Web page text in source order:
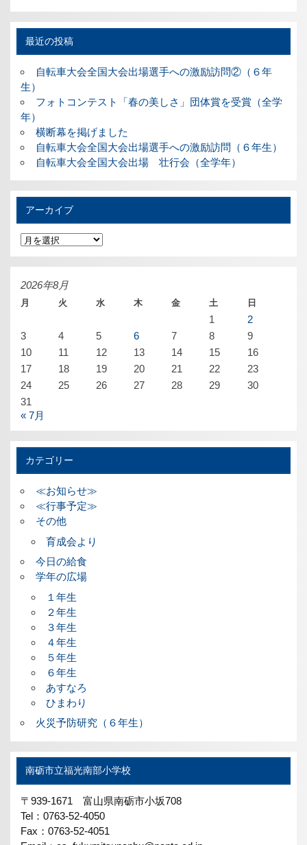
最近の投稿
自転車大会全国大会出場選手への激励訪問②（６年
生）
フォトコンテスト「春の美しさ」団体賞を受賞（全学
年）
横断幕を掲げました
自転車大会全国大会出場選手への激励訪問（６年生）
自転車大会全国大会出場 壮行会（全学年）
アーカイブ
ア
ー
カ
イ
ブ
2026年8月
月 火 水 木 金 土 日
1
2
3
4 5 6 7 8
9
10
11 12 13 14 15
16
17
18 19 20 21 22
23
24
25 26 27 28 29
30
31
« 7月
カテゴリー
≪お知らせ≫
≪行事予定≫
その他
育成会より
今日の給食
学年の広場
１年生
２年生
３年生
４年生
５年生
６年生
あすなろ
ひまわり
火災予防研究（６年生）
南砺市立福光南部小学校
〒939-1671 富山県南砺市小坂708
Tel：0763-52-4050
Fax：0763-52-4051